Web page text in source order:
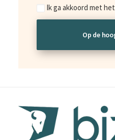
Consent
Ik ga akkoord met het